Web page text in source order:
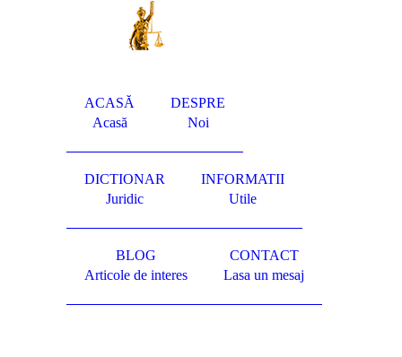
ACASĂ
Acasă
DESPRE
Noi
DICTIONAR
Juridic
INFORMATII
Utile
BLOG
Articole de interes
CONTACT
Lasa un mesaj